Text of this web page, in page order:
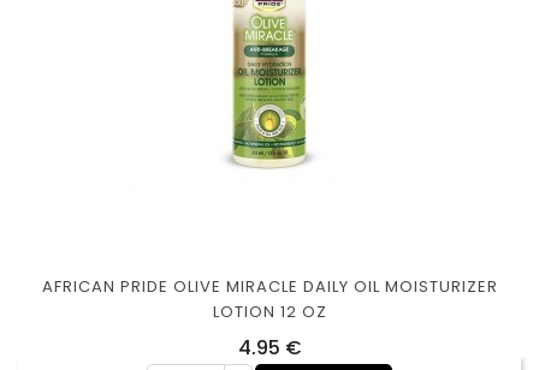
AFRICAN PRIDE OLIVE MIRACLE DAILY OIL MOISTURIZER
LOTION 12 OZ
4,95 €Prix